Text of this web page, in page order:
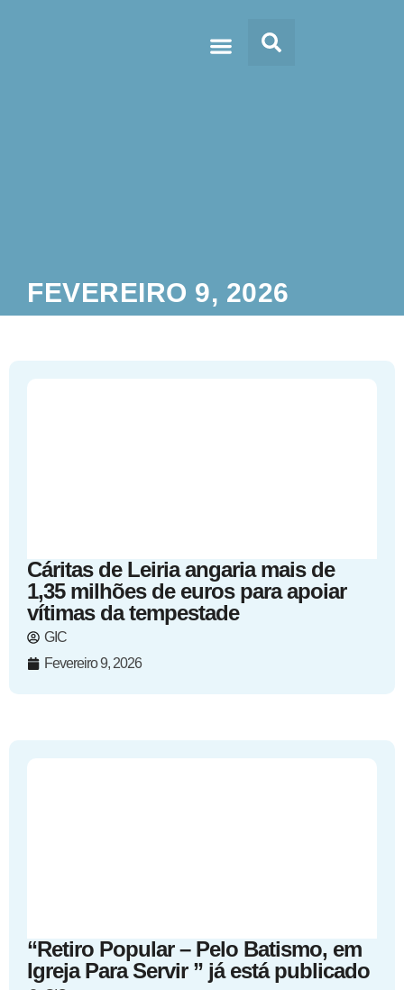
FEVEREIRO 9, 2026
Cáritas de Leiria angaria mais de
1,35 milhões de euros para apoiar
vítimas da tempestade
GIC
Fevereiro 9, 2026
“Retiro Popular – Pelo Batismo, em
Igreja Para Servir ” já está publicado